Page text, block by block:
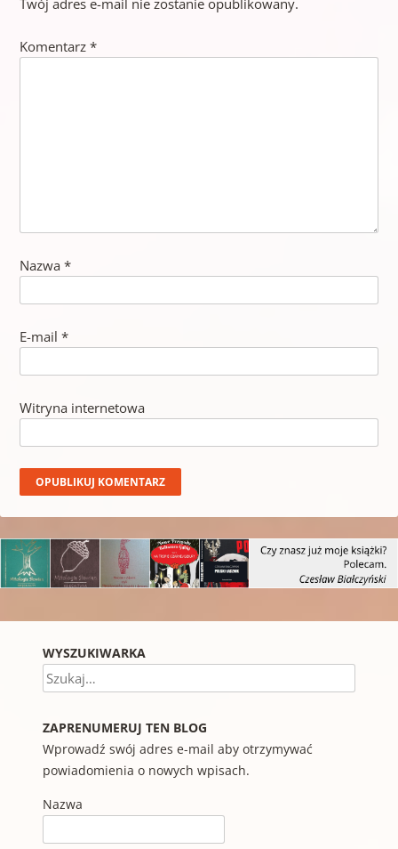
Twój adres e-mail nie zostanie opublikowany.
Komentarz *
Nazwa *
E-mail *
Witryna internetowa
WYSZUKIWARKA
Szukaj
ZAPRENUMERUJ TEN BLOG
Wprowadź swój adres e-mail aby otrzymywać
powiadomienia o nowych wpisach.
Nazwa